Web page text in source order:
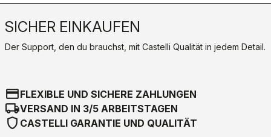
SICHER EINKAUFEN
Der Support, den du brauchst, mit Castelli Qualität in jedem Detail.
credit_cardFLEXIBLE UND SICHERE ZAHLUNGEN
local_shippingVERSAND IN 3/5 ARBEITSTAGEN
shield CASTELLI GARANTIE UND QUALITÄT